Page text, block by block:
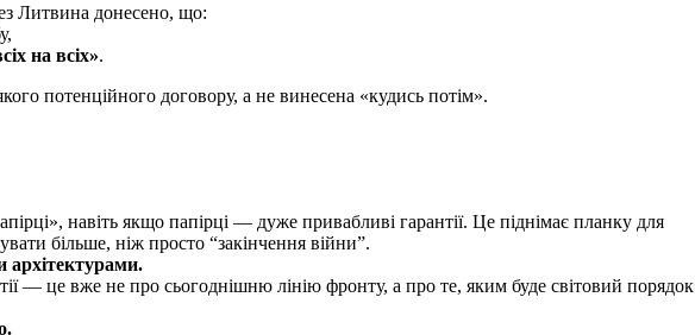
Литвина донесено, що:
на всіх».
потенційного договору, а не винесена «кудись потім».
навіть якщо папірці — дуже привабливі гарантії. Це піднімає планку для
більше, ніж просто “закінчення війни”.
архітектурами.
— це вже не про сьогоднішню лінію фронту, а про те, яким буде світовий порядок